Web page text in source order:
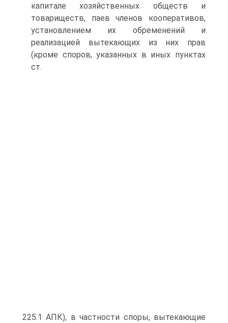
капитале хозяйственных обществ и
товариществ, паев членов кооперативов,
установлением их обременений и
реализацией вытекающих из них прав
(кроме споров, указанных в иных пунктах
ст.
225.1 АПК), в частности споры, вытекающие